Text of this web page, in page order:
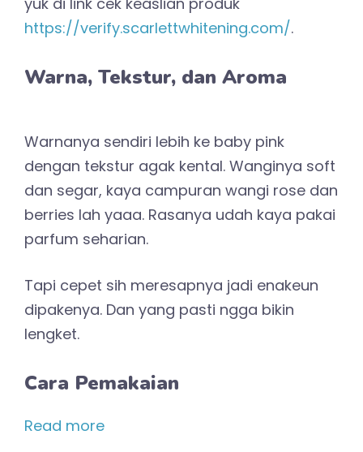
https://verify.scarlettwhitening.com/.
Warna, Tekstur, dan Aroma
Warnanya sendiri lebih ke baby pink
dengan tekstur agak kental. Wanginya soft
dan segar, kaya campuran wangi rose dan
berries lah yaaa. Rasanya udah kaya pakai
parfum seharian.
Tapi cepet sih meresapnya jadi enakeun
dipakenya. Dan yang pasti ngga bikin
lengket.
Cara Pemakaian
Read more